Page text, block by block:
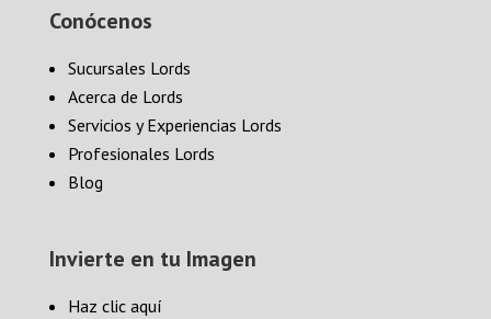
Conócenos
Sucursales Lords
Acerca de Lords
Servicios y Experiencias Lords
Profesionales Lords
Blog
Invierte en tu Imagen
Haz clic aquí